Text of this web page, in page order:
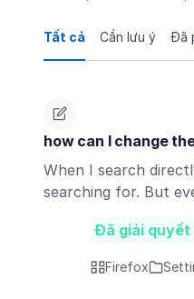
Tất cả Cần lưu ý Đã
how can I change
When I search
searching for. But
Đã giải quyết
Firefox